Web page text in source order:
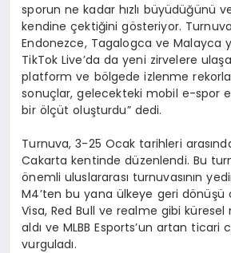
sporun ne kadar hızlı büyüdüğünü
kendine çektiğini gösteriyor.
Endonezce, Tagalogca ve Malayca
TikTok Live’da da yeni zirvelere
platform ve bölgede izlenme
sonuçlar, gelecekteki mobil e-spor
bir ölçüt oluşturdu” dedi.
Turnuva, 3-25 Ocak tarihleri
Cakarta kentinde düzenlendi. Bu
önemli uluslararası turnuvasının
M4’ten bu yana ülkeye geri dönüşü
Visa, Red Bull ve realme gibi
aldı ve MLBB Esports’un artan ticari
vurguladı.